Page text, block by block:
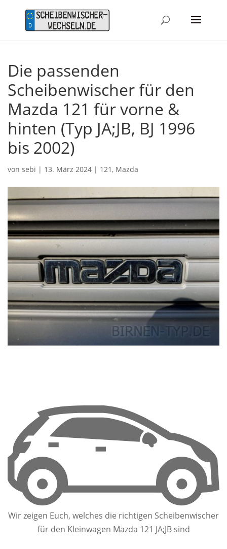
Die passenden
Scheibenwischer für den
Mazda 121 für vorne &
hinten (Typ JA;JB, BJ 1996
bis 2002)
von sebi | 13. März 2024 | 121, Mazda
Wir zeigen Euch, welches die richtigen Scheibenwischer
für den Kleinwagen Mazda 121 JA;JB sind